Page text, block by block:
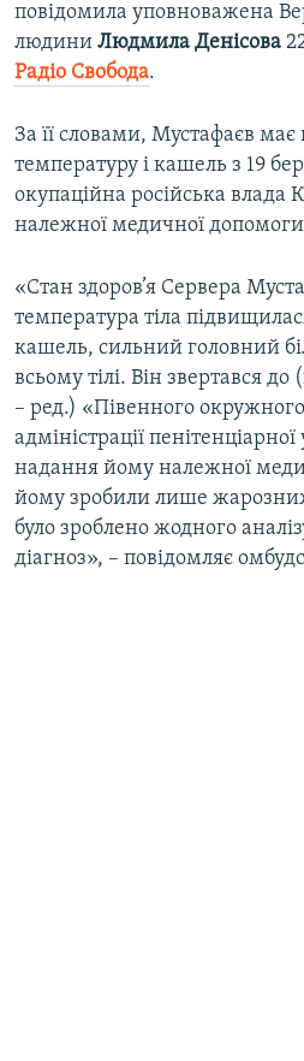
повідомила уповноважена
людини Людмила Денісова
Радіо Свобода.
За її словами, Мустафаєв
температуру і кашель з 19
окупаційна російська
належної медичної
«Стан здоров’я Сервера
температура тіла
кашель, сильний головний
всьому тілі. Він звертався до
– ред.) «Півенного окружного
адміністрації
надання йому належної
йому зробили лише
було зроблено жодного
діагноз», – повідомляє